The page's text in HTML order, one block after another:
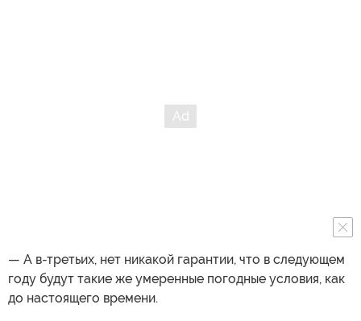
— А в-третьих, нет никакой гарантии, что в следующем
году будут такие же умеренные погодные условия, как
до настоящего времени.